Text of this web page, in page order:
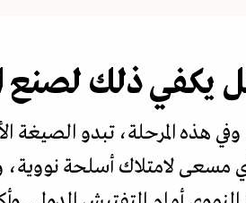
يكفي ذلك لصنع
هذه المرحلة، تبدو الصيغة
مسعى لامتلاك أسلحة نووية،